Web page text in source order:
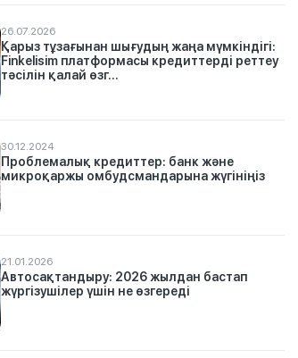
26.07.2026
Қарыз тұзағынан шығудың жаңа мүмкіндігі:
Finkelisim платформасы кредиттерді реттеу
тәсілін қалай өзг...
30.12.2024
Проблемалық кредиттер: банк және
микроқаржы омбудсмандарына жүгініңіз
21.01.2026
Автосақтандыру: 2026 жылдан бастап
жүргізушілер үшін не өзгереді